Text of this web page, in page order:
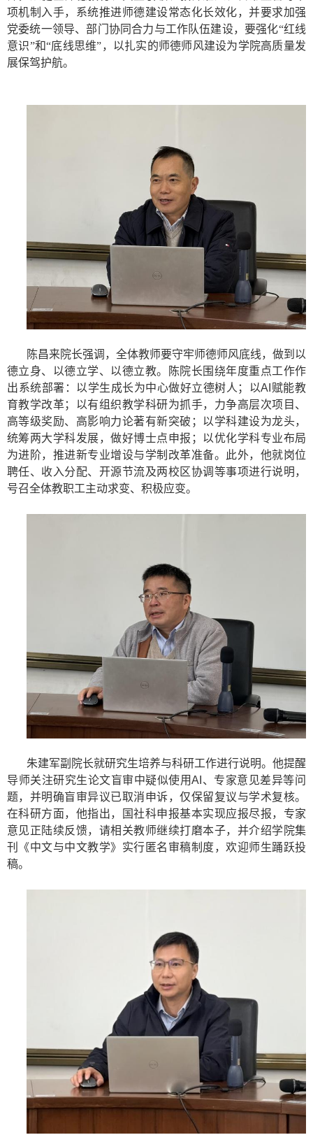
项机制入手，系统推进师德建设常态化长效化，并要求加强
党委统一领导、部门协同合力与工作队伍建设，要强化“红线
意识”和“底线思维”，以扎实的师德师风建设为学院高质量发
展保驾护航。
陈昌来院长强调，全体教师要守牢师德师风底线，做到以
德立身、以德立学、以德立教。陈院长围绕年度重点工作作
出系统部署：以学生成长为中心做好立德树人；以AI 赋能教
育教学改革；以有组织教学科研为抓手，力争高层次项目、
高等级奖励、高影响力论著有新突破；以学科建设为龙头，
统筹两大学科发展，做好博士点申报；以优化学科专业布局
为进阶，推进新专业增设与学制改革准备。此外，他就岗位
聘任、收入分配、开源节流及两校区协调等事项进行说明，
号召全体教职工主动求变、积极应变。
朱建军副院长就研究生培养与科研工作进行说明。他提醒
导师关注研究生论文盲审中疑似使用AI 、专家意见差异等问
题，并明确盲审异议已取消申诉，仅保留复议与学术复核。
在科研方面，他指出，国社科申报基本实现应报尽报，专家
意见正陆续反馈，请相关教师继续打磨本子，并介绍学院集
刊《中文与中文教学》实行匿名审稿制度，欢迎师生踊跃投
稿。